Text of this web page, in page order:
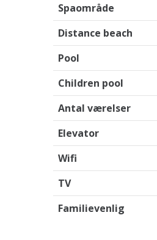
Spaområde
Distance beach
Pool
Children pool
Antal værelser
Elevator
Wifi
TV
Familievenlig